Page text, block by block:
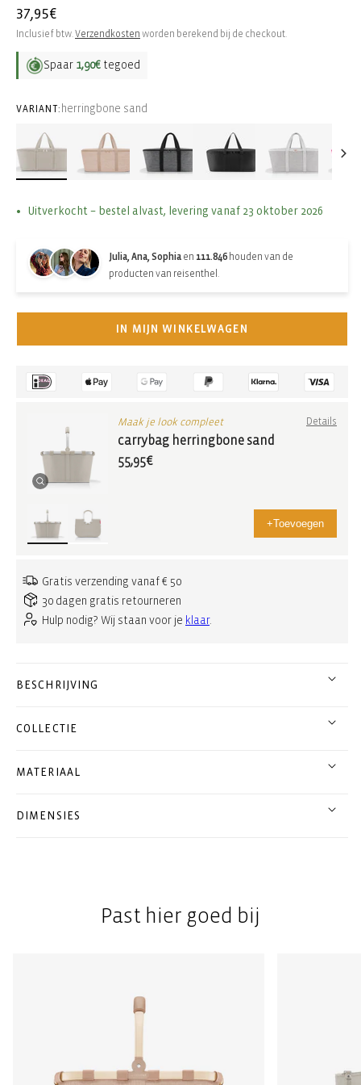
Normale
prijs
37,95€
Inclusief btw.Verzendkosten worden berekend bij de checkout.
Spaar 1,90€ tegoed
VARIANT: herringbone sand
Uitverkocht – bestel alvast, levering vanaf 23 oktober 2026
Julia, Ana, Sophia en 111.846 houden van de
producten van reisenthel.
IN MIJN WINKELWAGEN
Maak je look compleet Details
carrybag herringbone sand
55,95€
+Toevoegen
Gratis verzending vanaf € 50
30 dagen gratis retourneren
Hulp nodig? Wij staan voor je klaar.
BESCHRIJVING
COLLECTIE
MATERIAAL
DIMENSIES
Past hier goed bij